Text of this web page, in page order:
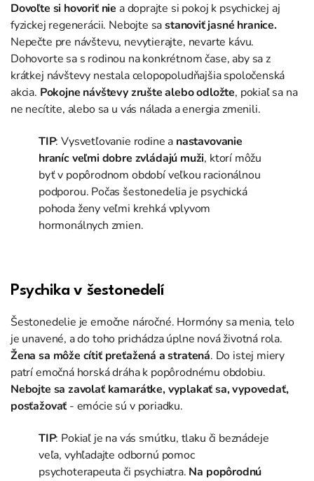
Dovoľte si hovoriť nie a doprajte si pokoj k psychickej aj
fyzickej regenerácii. Nebojte sastanoviťjasné hranice.
Nepečte pre návštevu, nevytierajte, nevarte kávu.
Dohovorte sa s rodinou na konkrétnom čase, aby sa z
krátkej návštevy nestala celopopoludňajšia spoločenská
akcia. Pokojne návštevy zrušte alebo odložte, pokiaľ sa na
ne necítite, alebo sa u vás nálada a energia zmenili.
TIP:Vysvetľovanie rodine a nastavovanie
hraníc veľmi dobre zvládajú muži, ktorí môžu
byť v popôrodnom období veľkou racionálnou
podporou. Počas šestonedelia je psychická
pohoda ženy veľmi krehká vplyvom
hormonálnych zmien.
Psychikav šestonedelí
Šestonedelie je emočne náročné. Hormóny sa menia, telo
je unavené, a do toho prichádza úplne nová životná rola.
Žena sa môže cítiť preťažená a stratená. Do istej miery
patrí emočná horská dráha k popôrodnému obdobiu.
Nebojte sa zavolať kamarátke, vyplakať sa, vypovedať,
posťažovať- ​​emócie sú v poriadku.
TIP: Pokiaľ je na vás smútku, tlaku či beznádeje
veľa, vyhľadajte odbornú pomoc
psychoterapeuta či psychiatra. Na popôrodnú